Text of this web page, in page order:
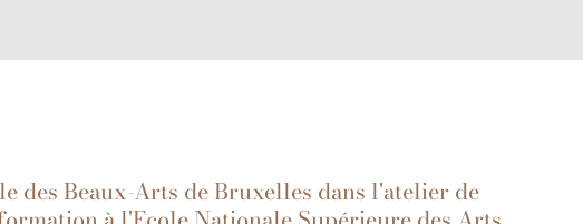
des Beaux-Arts de Bruxelles dans l'atelier de